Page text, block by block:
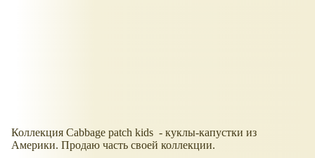
Коллекция Cabbage patch kids - куклы-капустки из
Америки. Продаю часть своей коллекции.